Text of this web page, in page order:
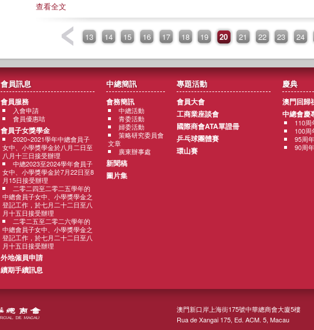
查看全文
13 14 15 16 17 18 19 20 21 22 23 24
會員訊息
會員服務
入會申請
會員優惠咭
會員子女獎學金
2020~2021學年中總會員子
女中、小學獎學金於八月二日至
八月十三日接受辦理
中總2023至2024學年會員子
女中、小學獎學金於7月22日至8
月15日接受辦理
二零二四至二零二五學年的
中總會員子女中、小學獎學金之
登記工作，於七月二十二日至八
月十五日接受辦理
二零二五至二零二六學年的
中總會員子女中、小學獎學金之
登記工作，於七月二十二日至八
月十五日接受辦理
外地僱員申請
續期手續訊息
中總簡訊
會務簡訊
中總活動
青委活動
婦委活動
策略研究委員會
文章
廣東辦事處
新聞稿
圖片集
專題活動
會員大會
工商業座談會
國際商會ATA單證冊
乒乓球團體賽
環山賽
慶典
澳門回歸
中總會慶
110周
100周
95周年
90周年
澳門新口岸上海街175號中華總商會大廈5樓
Rua de Xangai 175, Ed. ACM. 5, Macau